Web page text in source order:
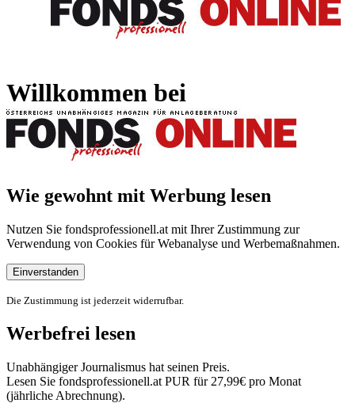
Willkommen bei
Wie gewohnt mit Werbung lesen
Nutzen Sie fondsprofessionell.at mit Ihrer Zustimmung zur
Verwendung von Cookies für Webanalyse und Werbemaßnahmen.
Einverstanden
Die Zustimmung ist jederzeit widerrufbar.
Werbefrei lesen
Unabhängiger Journalismus hat seinen Preis.
Lesen Sie fondsprofessionell.at PUR für 27,99€ pro Monat
(jährliche Abrechnung).